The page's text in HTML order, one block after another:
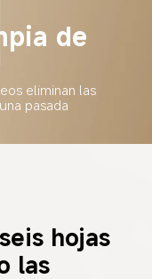
de
eliminan las
pasada
hojas
las